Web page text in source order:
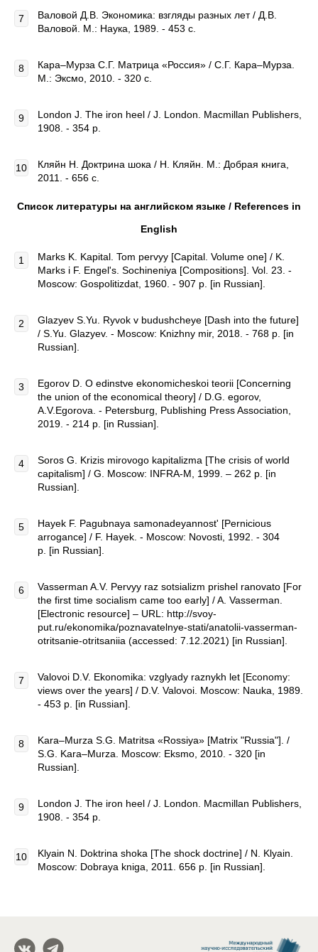
Валовой Д.В. Экономика: взгляды разных лет / Д.В.
Валовой. М.: Наука, 1989. - 453 с.
Кара–Мурза С.Г. Матрица «Россия» / С.Г. Кара–Мурза.
М.: Эксмо, 2010. - 320 с.
London J. The iron heel / J. London. Macmillan Publishers,
1908. - 354 p.
Кляйн Н. Доктрина шока / Н. Кляйн. М.: Добрая книга,
2011. - 656 с.
Список литературы на английском языке / References in
English
Marks K. Kapital. Tom pervyy [Capital. Volume one] / K.
Marks i F. Engel's. Sochineniya [Compositions]. Vol. 23. -
Moscow: Gospolitizdat, 1960. - 907 p. [in Russian].
Glazyev S.Yu. Ryvok v budushcheye [Dash into the future]
/ S.Yu. Glazyev. - Moscow: Knizhny mir, 2018. - 768 p. [in
Russian].
Egorov D. O edinstve ekonomicheskoi teorii [Conсerning
the union of the economical theory] / D.G. egorov,
A.V.Еgorova. - Petersburg, Publishing Press Association,
2019. - 214 p. [in Russian].
Soros G. Krizis mirovogo kapitalizma [The crisis of world
capitalism] / G. Moscow: INFRA-M, 1999. – 262 p. [in
Russian].
Hayek F. Pagubnaya samonadeyannost' [Pernicious
arrogance] / F. Hayek. - Moscow: Novosti, 1992. - 304
p. [in Russian].
Vasserman A.V. Pervyy raz sotsializm prishel ranovato [For
the first time socialism came too early] / A. Vasserman.
[Electronic resource] – URL: http://svoy-
put.ru/ekonomika/poznavatelnye-stati/anatolii-vasserman-
otritsanie-otritsaniia (accessed: 7.12.2021) [in Russian].
Valovoi D.V. Ekonomika: vzglyady raznykh let [Economy:
views over the years] / D.V. Valovoi. Moscow: Nauka, 1989.
- 453 p. [in Russian].
Kara–Murza S.G. Matritsa «Rossiya» [Matrix "Russia"]. /
S.G. Kara–Murza. Moscow: Eksmo, 2010. - 320 [in
Russian].
London J. The iron heel / J. London. Macmillan Publishers,
1908. - 354 p.
Klyain N. Doktrina shoka [The shock doctrine] / N. Klyain.
Moscow: Dobraya kniga, 2011. 656 p. [in Russian].